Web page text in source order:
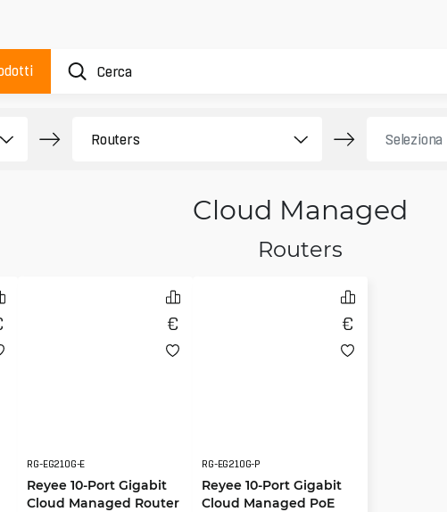
Cloud Managed
Routers
RG-EG210G-E
Reyee 10-Port Gigabit
Cloud Managed Router
RG-EG210G-P
Reyee 10-Port Gigabit
Cloud Managed PoE